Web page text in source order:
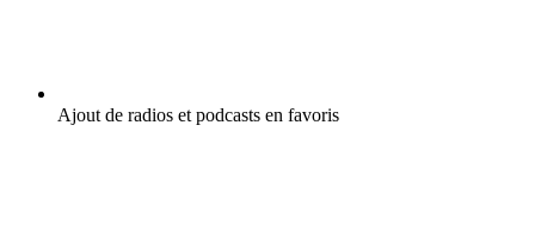
Ajout de radios et podcasts en favoris